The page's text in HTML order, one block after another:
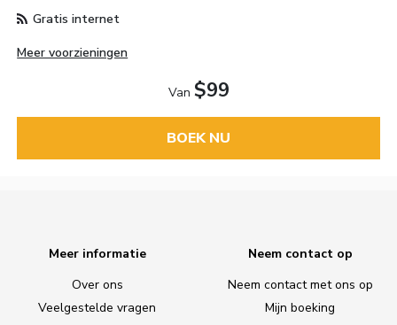
Gratis internet
Meer voorzieningen
Van $99
BOEK NU
Meer informatie
Over ons
Veelgestelde vragen
Neem contact op
Neem contact met ons op
Mijn boeking